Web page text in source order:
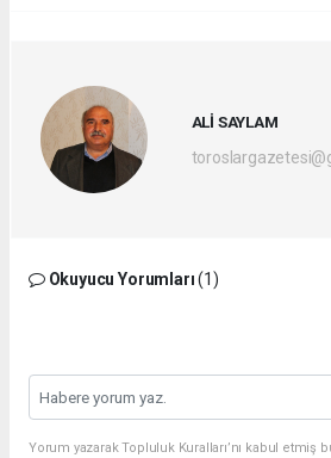
ALİ SAYLAM
Okuyucu Yorumları(1)
Yorum yazarak Topluluk Kuralları’nı kabul etmiş